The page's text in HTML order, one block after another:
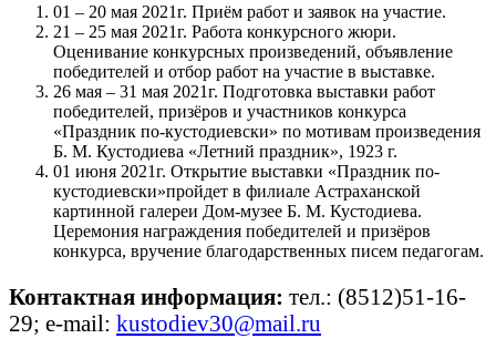
01 – 20 мая 2021г. Приём работ и заявок на участие.
21 – 25 мая 2021г. Работа конкурсного жюри.
Оценивание конкурсных произведений, объявление
победителей и отбор работ на участие в выставке.
26 мая – 31 мая 2021г. Подготовка выставки работ
победителей, призёров и участников конкурса
«Праздник по-кустодиевски» по мотивам произведения
Б. М. Кустодиева «Летний праздник», 1923 г.
01 июня 2021г. Открытие выставки «Праздник по-
кустодиевски»пройдет в филиале Астраханской
картинной галереи Дом-музее Б. М. Кустодиева.
Церемония награждения победителей и призёров
конкурса, вручение благодарственных писем педагогам.
Контактная информация: тел.: (8512)51-16-
29; e-mail: kustodiev30@mail.ru